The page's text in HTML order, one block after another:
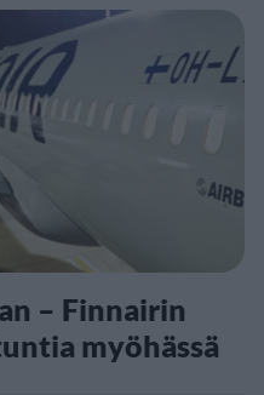
– Finnairin
myöhässä